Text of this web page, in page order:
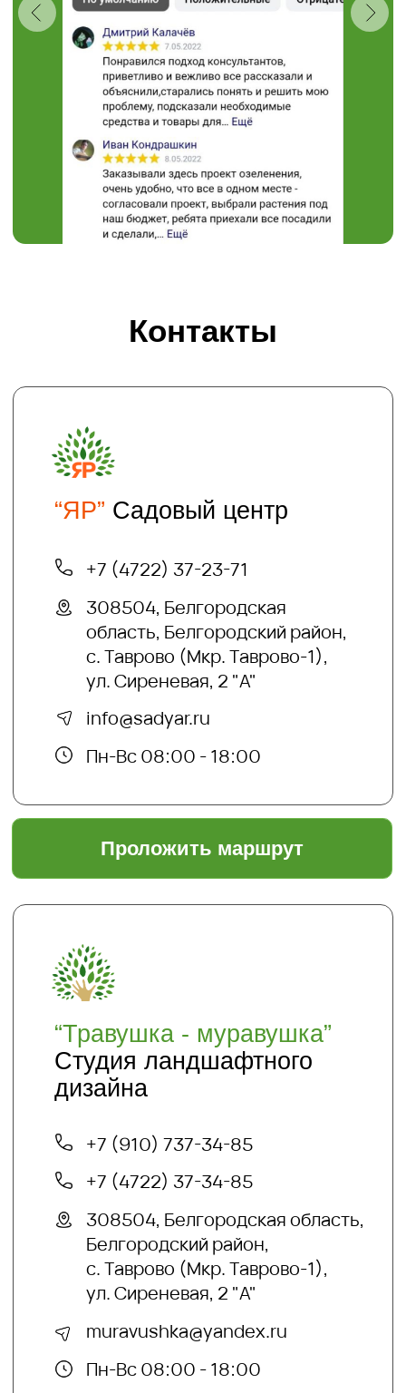
+7 (4722) 37-34-85
308504, Белгородская область,
Белгородский район,
с. Таврово (Мкр. Таврово-1),
ул. Сиреневая, 2 "А"
Пн-Вс 08:00 - 18:00
muravushka@yandex.ru
+7 (910) 737-34-85
Проложить маршрут
Хотите получать на электронную почту
скидках и акциях?
Отправляя нам свои данные вы
соглашаетесь с политикой безопасности
подписаться
Информация
О нас
+7 (4722) 37-23-71
Благоустройство и озеленение
info@sadyar.ru
Главная
признанной экстремистской
организацией и запрещенной в РФ
Садовый центр "ЯР"
Создание сайтов:
@dmitrykalitin